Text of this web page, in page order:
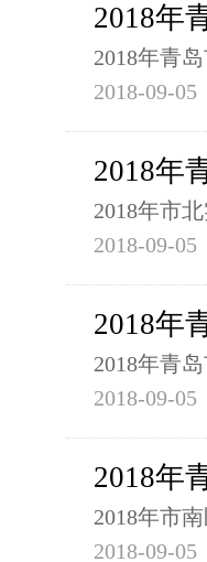
2018年
2018年青
2018-09-05
2018年
2018年市
2018-09-05
2018年
2018年青
2018-09-05
2018年
2018年市
2018-09-05